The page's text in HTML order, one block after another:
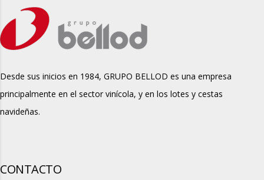
Desde sus inicios en 1984, GRUPO BELLOD es una empresa
principalmente en el sector vinícola, y en los lotes y cestas
navideñas.
CONTACTO